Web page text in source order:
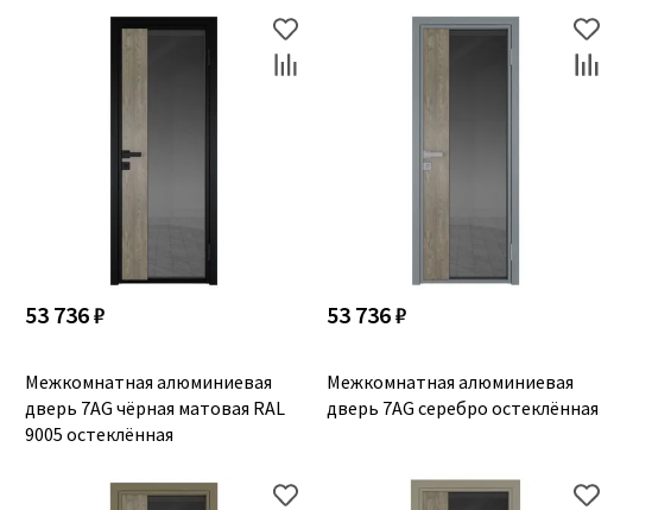
53 736 ₽
Межкомнатная алюминиевая
дверь 7AG чёрная матовая RAL
9005 остеклённая
53 736 ₽
Межкомнатная алюминиевая
дверь 7AG серебро остеклённая